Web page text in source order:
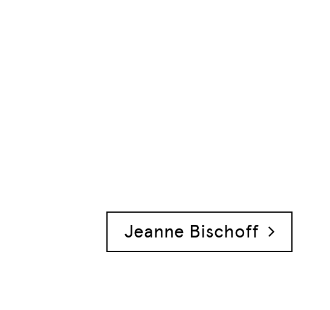
Jeanne Bischoff